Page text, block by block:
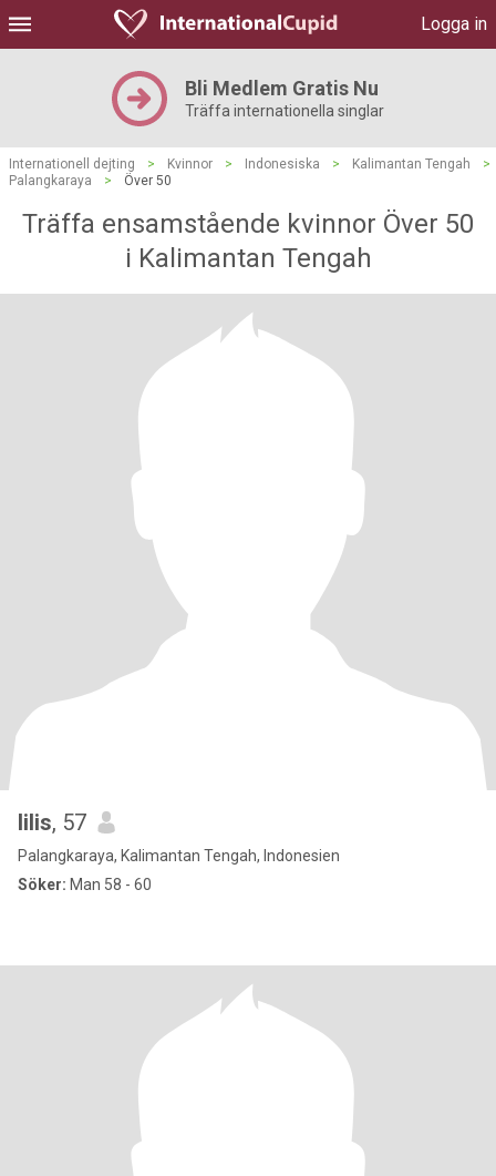
Logga in
Bli Medlem Gratis Nu
Träffa internationella singlar
Internationell dejting > Kvinnor > Indonesiska > Kalimantan Tengah
>
Palangkaraya
> Över 50
Träffa ensamstående kvinnor Över 50
i Kalimantan Tengah
lilis, 57
Palangkaraya, Kalimantan Tengah, Indonesien
Söker: Man 58 - 60